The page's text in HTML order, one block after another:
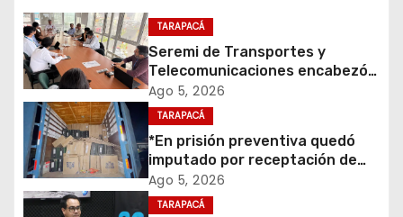
i
ó
n
d
e
TARAPACÁ
Seremi de Transportes y
Telecomunicaciones encabezó
primera mesa de coordinación
para el retiro de cables en
desuso en Iquique
Ago 5, 2026
TARAPACÁ
*En prisión preventiva quedó
imputado por receptación de
cigarrillos avaluados en $1.600
millones*
Ago 5, 2026
TARAPACÁ